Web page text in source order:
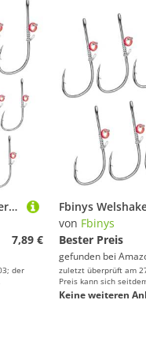
Fbinys Angelhaken Salzwasser, Lebendköderhaken | Basshaken | Angelhaken aus Kohlenstoffstahl mit Widerhaken und Löchern für Sunfish Small Bass
7,89 €
der
von Fbinys
Bester Preis
gefunden bei
zuletzt überprüft am
Preis kann sich
Keine weiteren